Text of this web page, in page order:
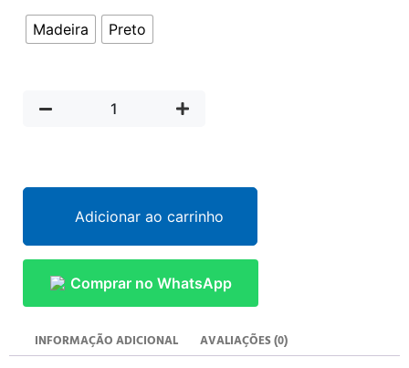
Madeira Preto
Adicionar ao carrinho
Comprar no WhatsApp
INFORMAÇÃO ADICIONAL AVALIAÇÕES (0)